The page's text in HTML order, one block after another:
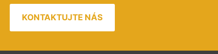
KONTAKTUJTE NÁS